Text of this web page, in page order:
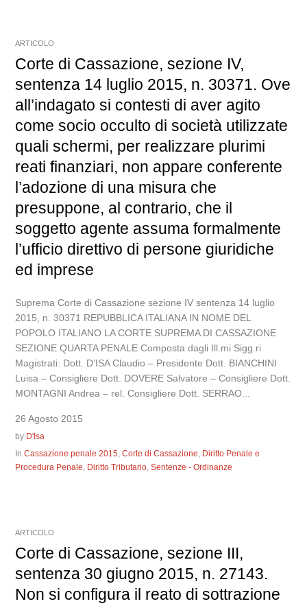
ARTICOLO
Corte di Cassazione, sezione IV,
sentenza 14 luglio 2015, n. 30371. Ove
all’indagato si contesti di aver agito
come socio occulto di società utilizzate
quali schermi, per realizzare plurimi
reati finanziari, non appare conferente
l’adozione di una misura che
presuppone, al contrario, che il
soggetto agente assuma formalmente
l’ufficio direttivo di persone giuridiche
ed imprese
Suprema Corte di Cassazione sezione IV sentenza 14 luglio
2015, n. 30371 REPUBBLICA ITALIANA IN NOME DEL
POPOLO ITALIANO LA CORTE SUPREMA DI CASSAZIONE
SEZIONE QUARTA PENALE Composta dagli Ill.mi Sigg.ri
Magistrati: Dott. D’ISA Claudio – Presidente Dott. BIANCHINI
Luisa – Consigliere Dott. DOVERE Salvatore – Consigliere Dott.
MONTAGNI Andrea – rel. Consigliere Dott. SERRAO...
26 Agosto 2015
by D'Isa
InCassazione penale 2015,Corte di Cassazione, Diritto Penale e
Procedura Penale, Diritto Tributario,Sentenze - Ordinanze
ARTICOLO
Corte di Cassazione, sezione III,
sentenza 30 giugno 2015, n. 27143.
Non si configura il reato di sottrazione